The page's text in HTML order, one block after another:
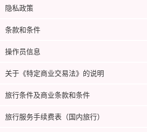
隐私政策
条款和条件
操作员信息
关于《特定商业交易法》的说明
旅行条件及商业条款和条件
旅行服务手续费表（国内旅行）